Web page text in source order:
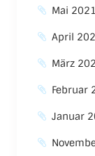
Mai 2021
April
März
Februar
Januar